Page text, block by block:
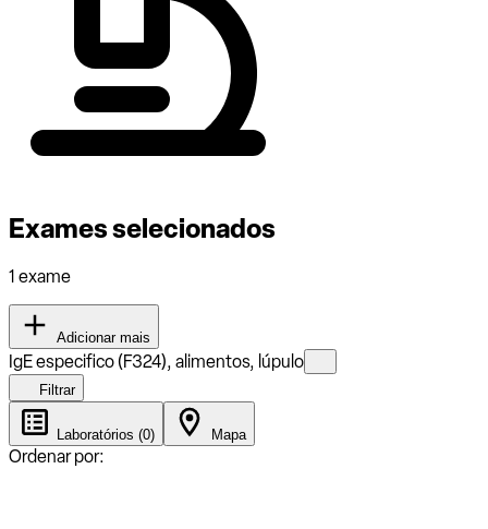
Exames selecionados
1 exame
Adicionar mais
IgE especifico (F324), alimentos, lúpulo
Filtrar
Laboratórios (0) Mapa
Ordenar por: